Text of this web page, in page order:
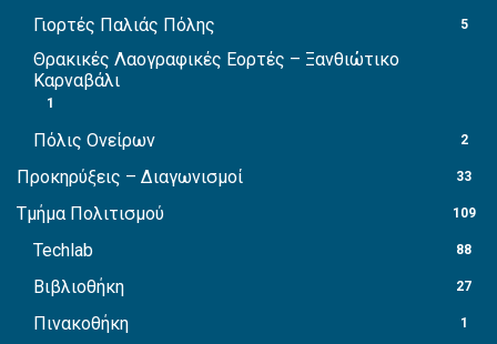
Γιορτές Παλιάς Πόλης 5
Θρακικές Λαογραφικές Εορτές – Ξανθιώτικο
Καρναβάλι
1
Πόλις Ονείρων 2
Προκηρύξεις – Διαγωνισμοί 33
Τμήμα Πολιτισμού 109
Techlab 88
Βιβλιοθήκη 27
Πινακοθήκη 1